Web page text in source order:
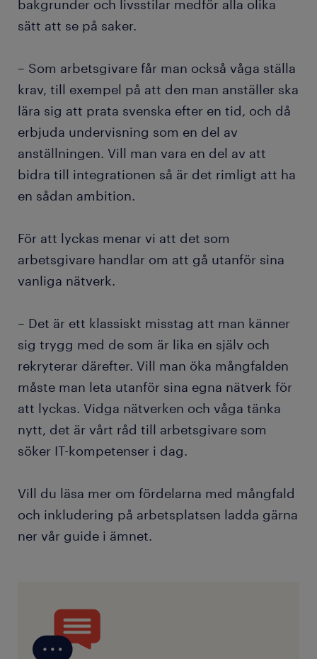
bakgrunder och livsstilar medför alla olika
sätt att se på saker.
– Som arbetsgivare får man också våga ställa
krav, till exempel på att den man anställer ska
lära sig att prata svenska efter en tid, och då
erbjuda undervisning som en del av
anställningen. Vill man vara en del av att
bidra till integrationen så är det rimligt att ha
en sådan ambition.
För att lyckas menar vi att det som
arbetsgivare handlar om att gå utanför sina
vanliga nätverk.
– Det är ett klassiskt misstag att man känner
sig trygg med de som är lika en själv och
rekryterar därefter. Vill man öka mångfalden
måste man leta utanför sina egna nätverk för
att lyckas. Vidga nätverken och våga tänka
nytt, det är vårt råd till arbetsgivare som
söker IT-kompetenser i dag.
Vill du läsa mer om fördelarna med mångfald
och inkludering på arbetsplatsen ladda gärna
ner vår guide i ämnet.